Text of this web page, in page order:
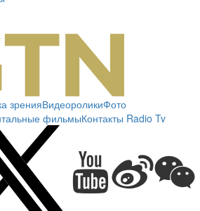
зренияВидеороликиФото
фильмыКонтакты Radio Tv